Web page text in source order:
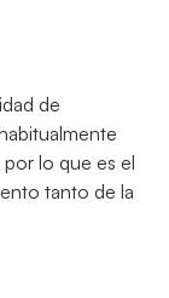
de
lo que es el
tanto de la